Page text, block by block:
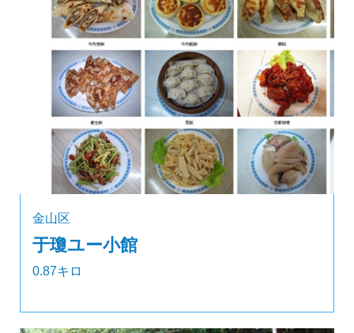
金山区
于瓊ユー小館
0.87キロ